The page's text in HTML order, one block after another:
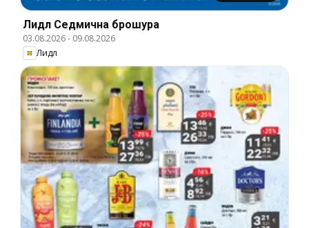
Лидл Cедмична брошура
03.08.2026- 09.08.2026
Лидл